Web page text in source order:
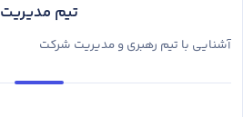
تیم مدیریت
آشنایی با تیم رهبری و مدیریت شرکت